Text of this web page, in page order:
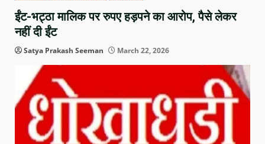
ईंट-भट्ठा मालिक पर रुपए हड़पने का आरोप, पैसे लेकर
नहीं दी ईंट
Satya Prakash Seeman March 22, 2026